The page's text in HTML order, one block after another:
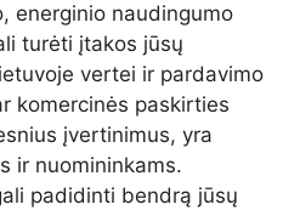
energinio naudingumo
turėti įtakos jūsų
vertei ir pardavimo
komercinės paskirties
įvertinimus, yra
ir nuomininkams.
padidinti bendrą jūsų